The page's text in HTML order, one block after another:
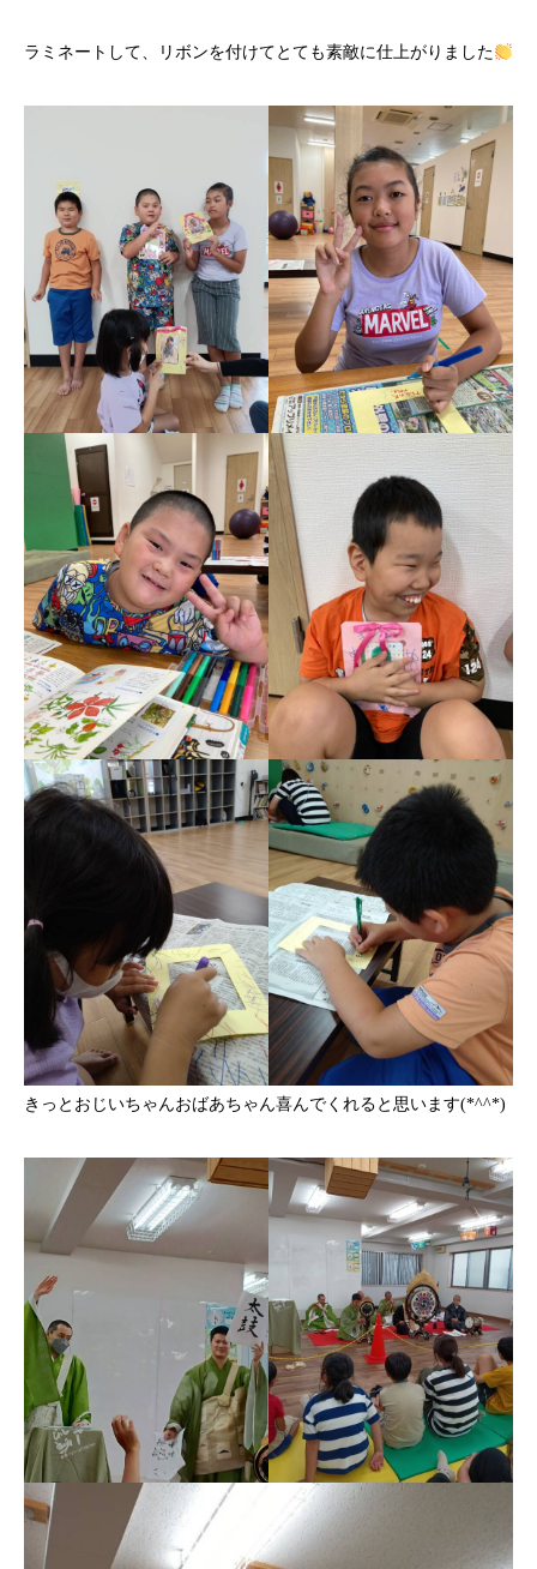
ラミネートして、リボンを付けてとても素敵に仕上がりました
きっとおじいちゃんおばあちゃん喜んでくれると思います(*^^*)